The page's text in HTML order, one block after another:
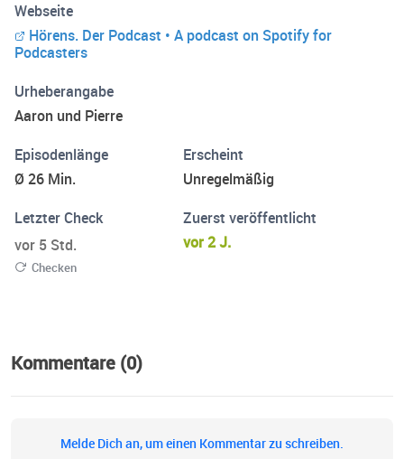
Hier nimmt keiner ein Blatt vor dem Mund. Instagram:
@hoerens.derpodcast Hoster: @aaron.xer & @pierre.andrx
Webseite
Hörens. Der Podcast • A podcast on Spotify for
Podcasters
Urheberangabe
Aaron und Pierre
Episodenlänge
Ø 26 Min.
Erscheint
Unregelmäßig
Letzter Check
vor 5 Std.
Checken
Zuerst veröffentlicht
vor 2 J.
Kommentare (0)
Melde Dich an, um einen Kommentar zu schreiben.